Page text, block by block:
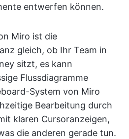
entwerfen können.
Miro ist die
gleich, ob Ihr Team in
sitzt, es kann
Flussdiagramme
System von Miro
Bearbeitung durch
klaren Cursoranzeigen,
die anderen gerade tun.